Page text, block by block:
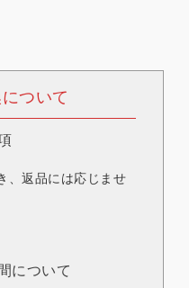
ついて
、返品には応じませ
について